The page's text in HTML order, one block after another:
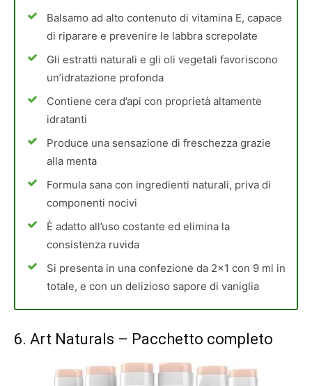
Balsamo ad alto contenuto di vitamina E, capace
di riparare e prevenire le labbra screpolate
Gli estratti naturali e gli oli vegetali favoriscono
un’idratazione profonda
Contiene cera d’api con proprietà altamente
idratanti
Produce una sensazione di freschezza grazie
alla menta
Formula sana con ingredienti naturali, priva di
componenti nocivi
È adatto all’uso costante ed elimina la
consistenza ruvida
Si presenta in una confezione da 2×1 con 9 ml in
totale, e con un delizioso sapore di vaniglia
6. Art Naturals – Pacchetto completo